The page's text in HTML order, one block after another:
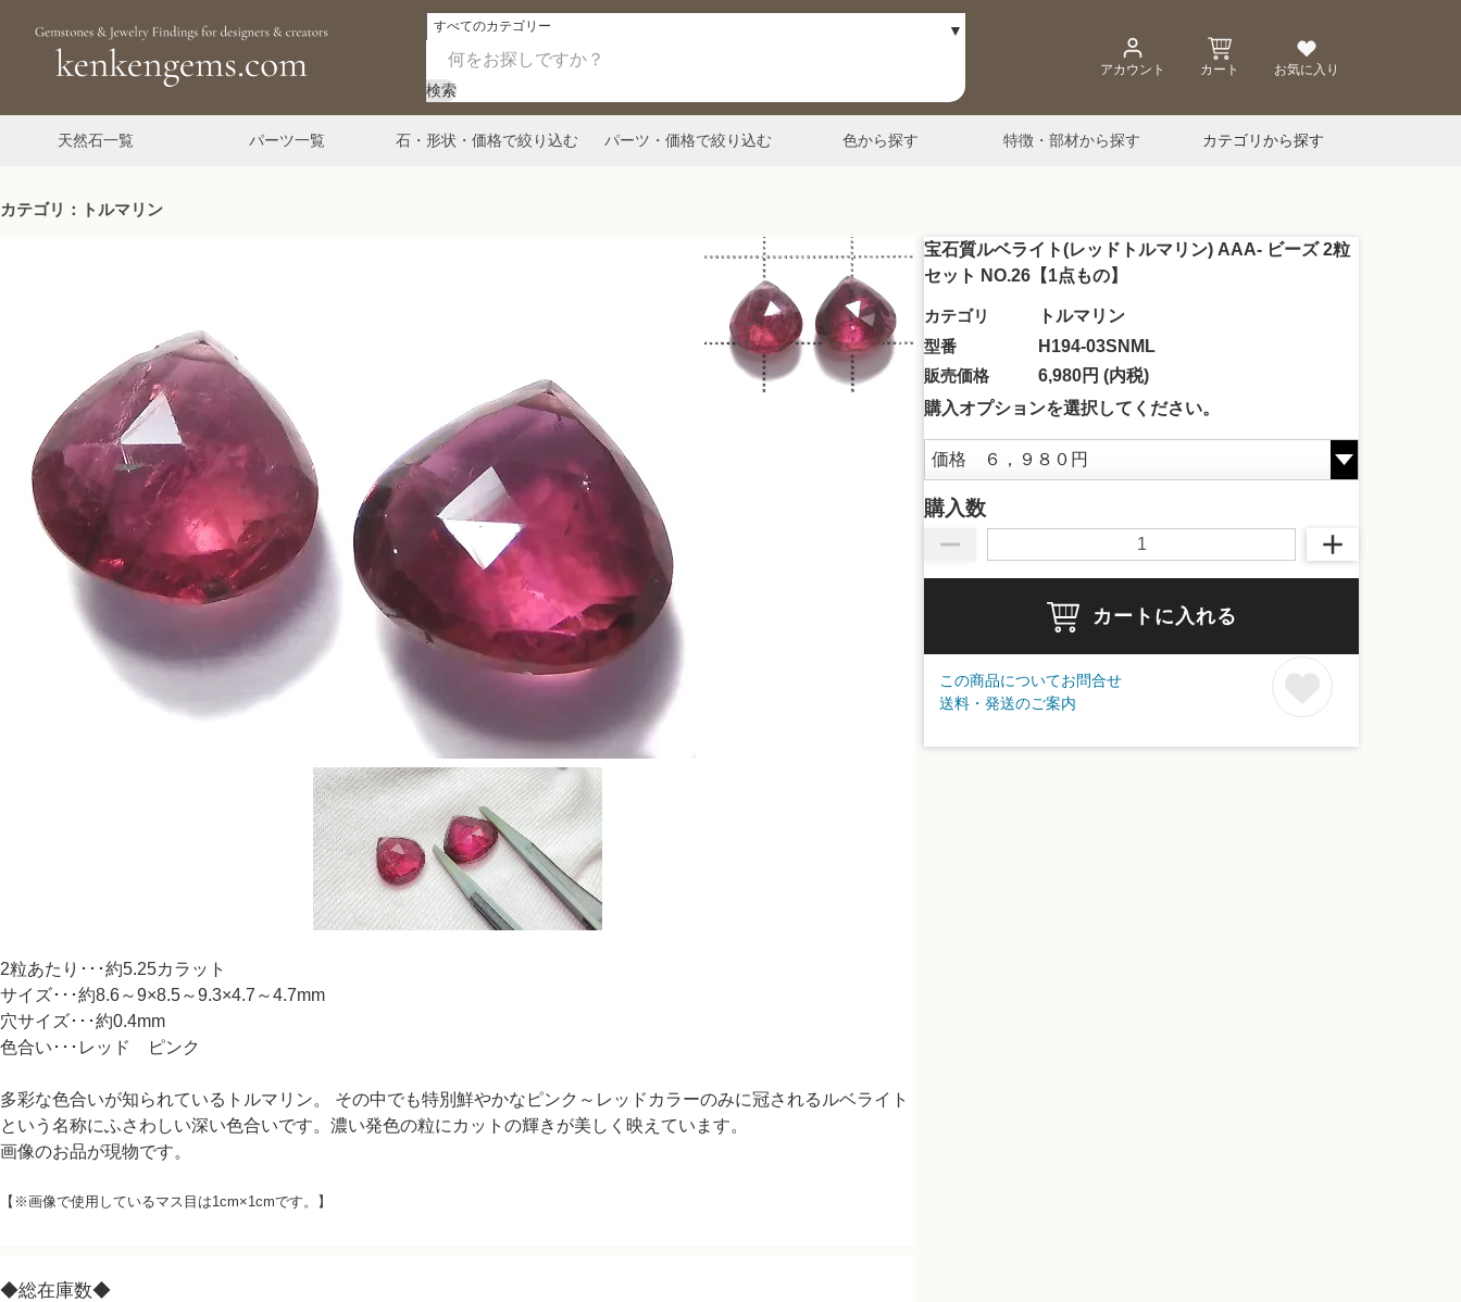
検索
アカウント カート お気に入り
天然石一覧 パーツ一覧 石・形状・価格で絞り込む パーツ・価格で絞り込む 色から探す 特徴・部材から探す カテゴリから探す
カテゴリ：トルマリン
宝石質ルベライト(レッドトルマリン) AAA- ビーズ 2粒
セット NO.26【1点もの】
カテゴリ
トルマリン
型番
H194-03SNML
販売価格
6,980円 (内税)
購入オプションを選択してください。
購入数
カートに入れる
この商品についてお問合せ
送料・発送のご案内
2粒あたり･･･約5.25カラット
サイズ･･･約8.6～9×8.5～9.3×4.7～4.7mm
穴サイズ･･･約0.4mm
色合い･･･レッド ピンク
多彩な色合いが知られているトルマリン。 その中でも特別鮮やかなピンク～レッドカラーのみに冠されるルベライト
という名称にふさわしい深い色合いです。濃い発色の粒にカットの輝きが美しく映えています。
画像のお品が現物です。
【※画像で使用しているマス目は1cm×1cmです。】
◆総在庫数◆